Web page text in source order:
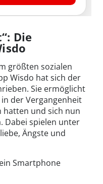
Die
größten sozialen
Wisdo hat sich der
Sie ermöglicht
der Vergangenheit
hatten und sich nun
Dabei spielen unter
Ängste und
Smartphone